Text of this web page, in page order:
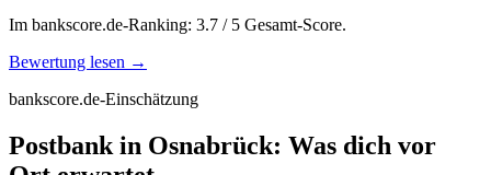
Im bankscore.de-Ranking: 3.7 / 5 Gesamt-Score.
Bewertung lesen →
bankscore.de-Einschätzung
Postbank in Osnabrück: Was dich vor